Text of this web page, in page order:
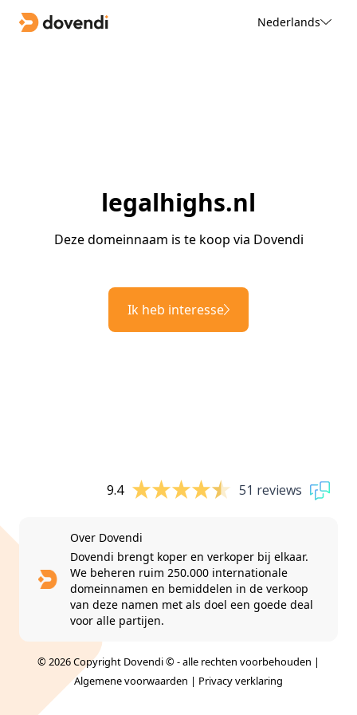
Nederlands
legalhighs.nl
Deze domeinnaam is te koop via Dovendi
Ik heb interesse
9.4 51 reviews
Over Dovendi
Dovendi brengt koper en verkoper bij elkaar.
We beheren ruim 250.000 internationale
domeinnamen en bemiddelen in de verkoop
van deze namen met als doel een goede deal
voor alle partijen.
© 2026 Copyright Dovendi © - alle rechten voorbehouden |
Algemene voorwaarden | Privacy verklaring